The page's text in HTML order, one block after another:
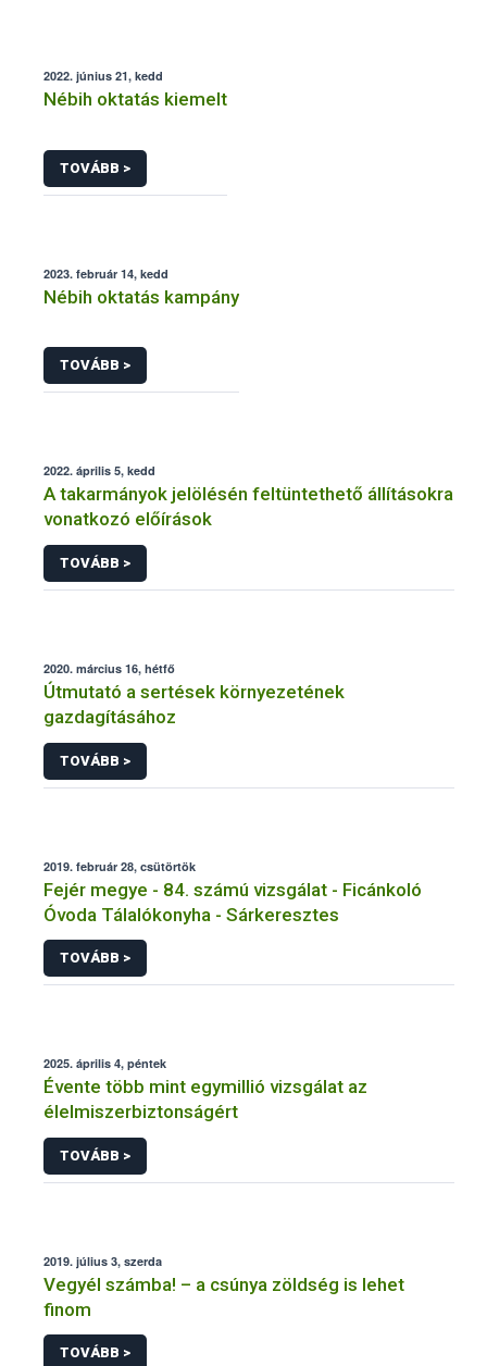
2022. június 21, kedd
Nébih oktatás kiemelt
TOVÁBB >
2023. február 14, kedd
Nébih oktatás kampány
TOVÁBB >
2022. április 5, kedd
A takarmányok jelölésén feltüntethető állításokra
vonatkozó előírások
TOVÁBB >
2020. március 16, hétfő
Útmutató a sertések környezetének
gazdagításához
TOVÁBB >
2019. február 28, csütörtök
Fejér megye - 84. számú vizsgálat - Ficánkoló
Óvoda Tálalókonyha - Sárkeresztes
TOVÁBB >
2025. április 4, péntek
Évente több mint egymillió vizsgálat az
élelmiszerbiztonságért
TOVÁBB >
2019. július 3, szerda
Vegyél számba! – a csúnya zöldség is lehet
finom
TOVÁBB >